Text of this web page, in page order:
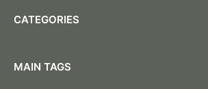
CATEGORIES
MAIN TAGS